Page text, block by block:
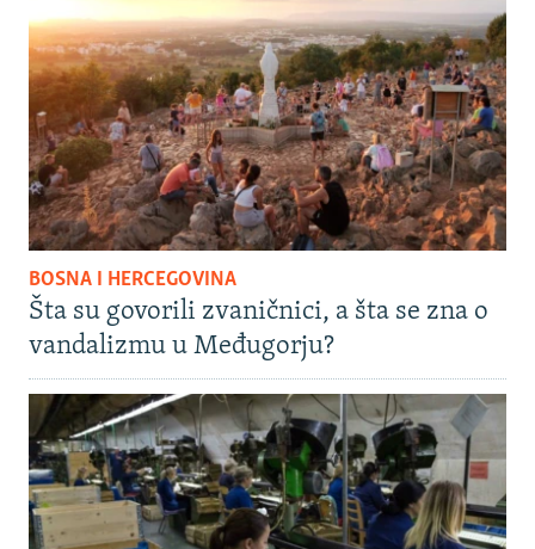
BOSNA I HERCEGOVINA
Šta su govorili zvaničnici, a šta se zna o
vandalizmu u Međugorju?